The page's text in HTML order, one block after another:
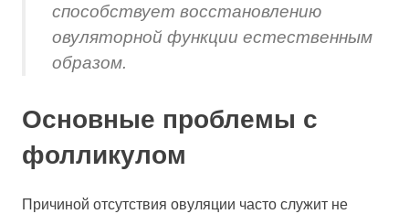
способствует восстановлению
овуляторной функции естественным
образом.
Основные проблемы с
фолликулом
Причиной отсутствия овуляции часто служит не